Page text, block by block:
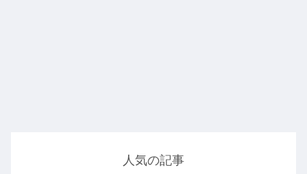
人気の記事